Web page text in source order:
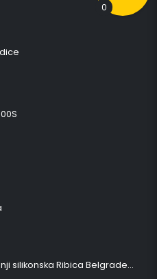
Šetač HOLO srednji silikonska Ribica Belgrade Walker
0